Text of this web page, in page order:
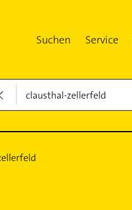
Suchen Service